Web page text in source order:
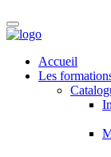
Accueil
Les